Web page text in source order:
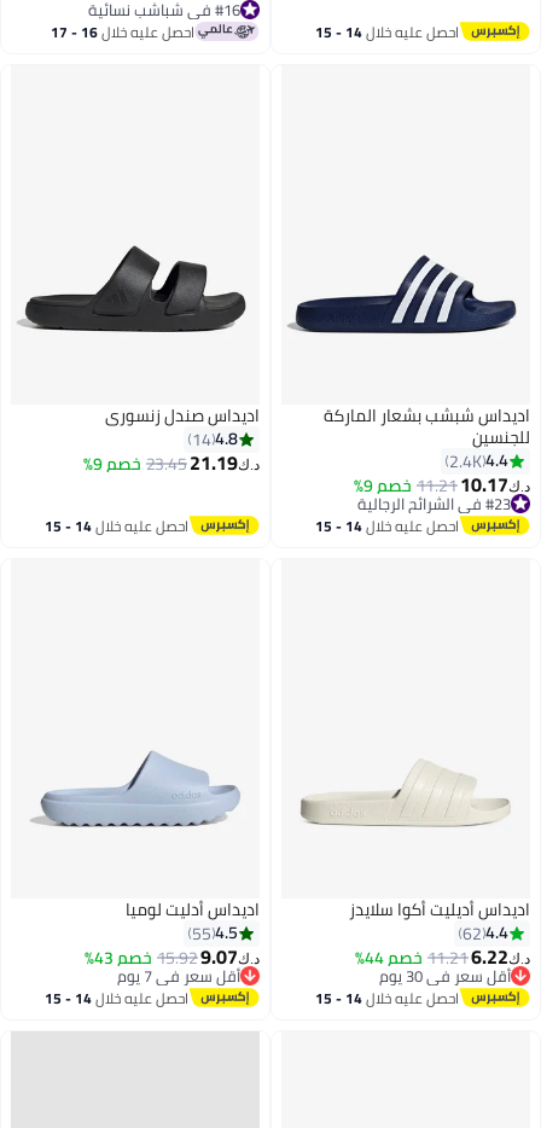
احصل عليه خلال 14 - 15
#16 في شباشب نسائية
#16 في شباشب نسائية احصل عليه خلال 16 - 17
6
اديداس شبشب بشعار الماركة
للجنسين
4.4
2.4K
د.ك‏10.17
11.21خصم 9%
#23 في الشرائح الرجالية
#23 في الشرائح الرجالية احصل عليه خلال 14 - 15
اديداس صندل زنسوري
4.8
14
د.ك‏21.19
23.45خصم 9%
احصل عليه خلال 14 - 15
4
اديداس أديليت أكوا سلايدز
4.4
62
د.ك‏6.22
11.21خصم 44%
أقل سعر في 30 يوم
أقل سعر في 30 يوماحصل عليه خلال 14 - 15
اديداس أدليت لوميا
4.5
55
د.ك‏9.07
15.92خصم 43%
أقل سعر في 7 يوم
أقل سعر في 7 يوماحصل عليه خلال 14 - 15